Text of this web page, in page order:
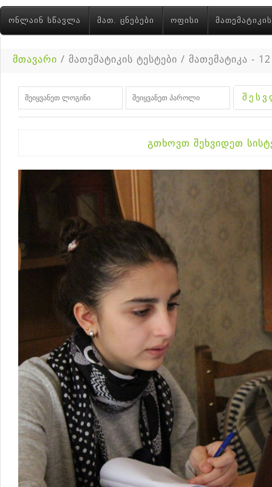
ᲝᲜᲚᲐᲘᲜ ᲡᲬᲐᲕᲚᲐ ᲛᲐᲗ. ᲪᲜᲔᲑᲔᲑᲘ ᲝᲤᲘᲡᲘ
მთავარი / მათემატიკის ტესტები / მათემატიკა -
გთხოვთ შეხვიდეთ